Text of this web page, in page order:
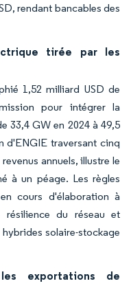
rendant bancables des
tirée par les
1,52 milliard USD de
pour intégrer la
33,4 GW en 2024 à 49,5
d'ENGIE traversant cinq
annuels, illustre le
à un péage. Les règles
cours d'élaboration à
résilience du réseau et
solaire-stockage
exportations de